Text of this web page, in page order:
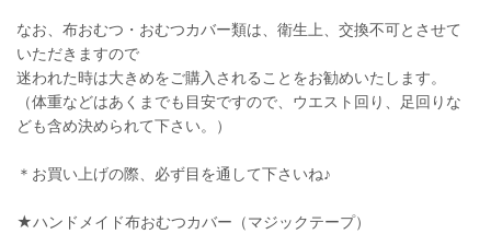
なお、布おむつ・おむつカバー類は、衛生上、交換不可とさせて
いただきますので
迷われた時は大きめをご購入されることをお勧めいたします。
（体重などはあくまでも目安ですので、ウエスト回り、足回りな
ども含め決められて下さい。）
＊お買い上げの際、必ず目を通して下さいね♪
★ハンドメイド布おむつカバー（マジックテープ）